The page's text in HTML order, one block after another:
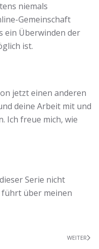
niemals
Gemeinschaft
ein Überwinden der
ist.
jetzt einen anderen
deine Arbeit mit und
Ich freue mich, wie
Serie nicht
führt über meinen
WEITER